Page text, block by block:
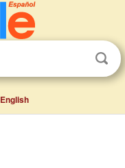
English